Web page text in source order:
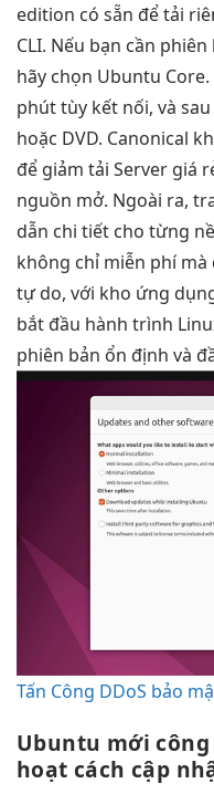
edition có sẵn để tải
CLI. Nếu bạn cần
hãy chọn Ubuntu
phút tùy kết nối, và
hoặc DVD. Canonical
để giảm tải Server giá
nguồn mở. Ngoài ra,
dẫn chi tiết cho từng
không chỉ miễn phí
tự do, với kho ứng
bắt đầu hành trình
phiên bản ổn định và
Tấn Công DDoS bảo
Ubuntu mới
hoạt cách cập